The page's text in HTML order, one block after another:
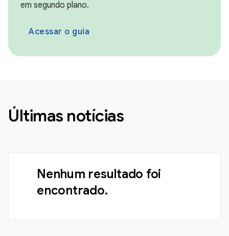
em segundo plano.
Acessar o guia
Últimas notícias
Nenhum resultado foi
encontrado.